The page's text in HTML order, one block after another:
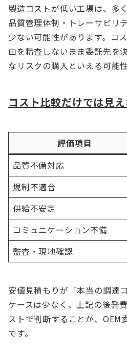
製造コストが低い工場は、多
品質管理体制・トレーサビリ
少ない可能性があります。コ
由を精査しないまま委託先を
なリスクの購入といえる可能
コスト比較だけでは見
評価項目
品質不備対応
規制不適合
供給不安定
コミュニケーション不備
監査・現地確認
安値見積もりが「本当の調達
ケースは少なく、上記の後発
ストで判断することが、OEM
です。